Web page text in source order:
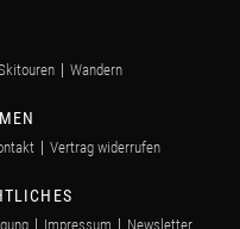
Wandern
Vertrag widerrufen
Impressum Newsletter